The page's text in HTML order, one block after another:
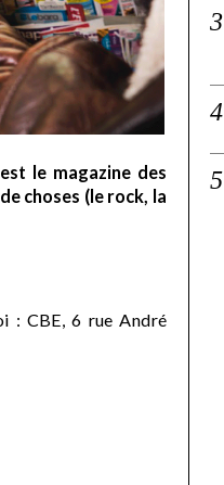
le magazine des
choses (le rock, la
: CBE, 6 rue André